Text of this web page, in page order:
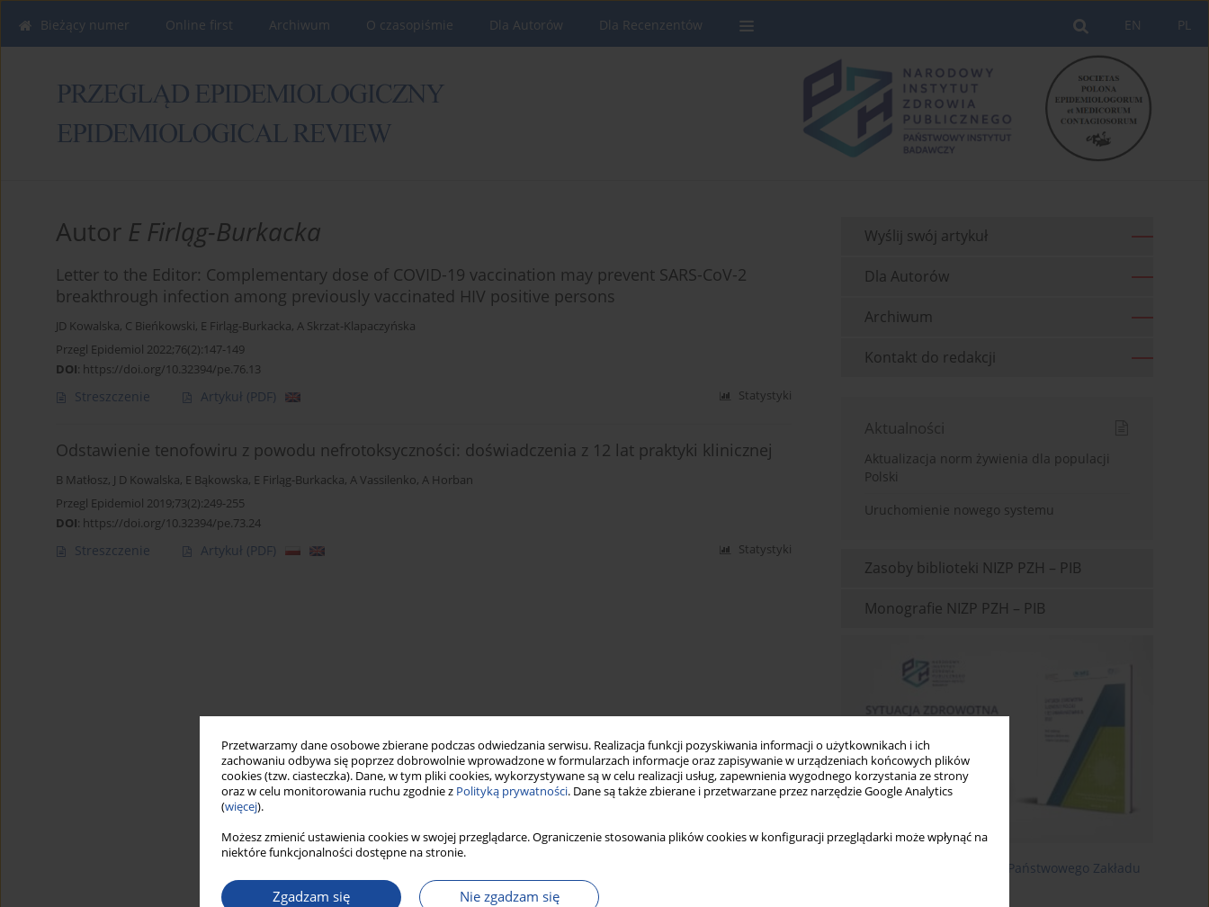
Przetwarzamy dane osobowe zbierane podczas odwiedzania serwisu. Realizacja funkcji pozyskiwania informacji o użytkownikach i ich
zachowaniu odbywa się poprzez dobrowolnie wprowadzone w formularzach informacje oraz zapisywanie w urządzeniach końcowych plików
cookies (tzw. ciasteczka). Dane, w tym pliki cookies, wykorzystywane są w celu realizacji usług, zapewnienia wygodnego korzystania ze strony
oraz w celu monitorowania ruchu zgodnie z Polityką prywatności. Dane są także zbierane i przetwarzane przez narzędzie Google Analytics
(więcej).
Możesz zmienić ustawienia cookies w swojej przeglądarce. Ograniczenie stosowania plików cookies w konfiguracji przeglądarki może wpłynąć na
niektóre funkcjonalności dostępne na stronie.
Zgadzam się Nie zgadzam się
PL
EN
Bieżący numer Online first Archiwum O czasopiśmie Dla Autorów Dla Recenzentów
Autor E Firląg-Burkacka
Letter to the Editor: Complementary dose of COVID-19 vaccination may prevent SARS-CoV-2
breakthrough infection among previously vaccinated HIV positive persons
JD Kowalska, C Bieńkowski, E Firląg-Burkacka, A Skrzat-Klapaczyńska
Przegl Epidemiol 2022;76(2):147-149
DOI: https://doi.org/10.32394/pe.76.13
Streszczenie Artykuł (PDF) Statystyki
Odstawienie tenofowiru z powodu nefrotoksyczności: doświadczenia z 12 lat praktyki klinicznej
B Matłosz, J D Kowalska, E Bąkowska, E Firląg-Burkacka, A Vassilenko, A Horban
Przegl Epidemiol 2019;73(2):249-255
DOI: https://doi.org/10.32394/pe.73.24
Streszczenie Artykuł (PDF) Statystyki
Wyślij swój artykuł
Dla Autorów
Archiwum
Kontakt do redakcji
Aktualności
Aktualizacja norm żywienia dla populacji
Polski
Uruchomienie nowego systemu
Zasoby biblioteki NIZP PZH – PIB
Monografie NIZP PZH – PIB
Roczniki Państwowego Zakładu